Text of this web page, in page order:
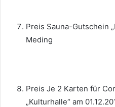
Preis Sauna-Gutschein
Meding
Preis Je 2 Karten für
„Kulturhalle“ am